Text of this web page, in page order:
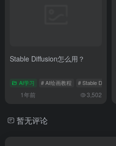
Stable Diffusion怎么用？
AI学习 # AI绘画教程 # Stable Diffusion
1年前 3,502
暂无评论